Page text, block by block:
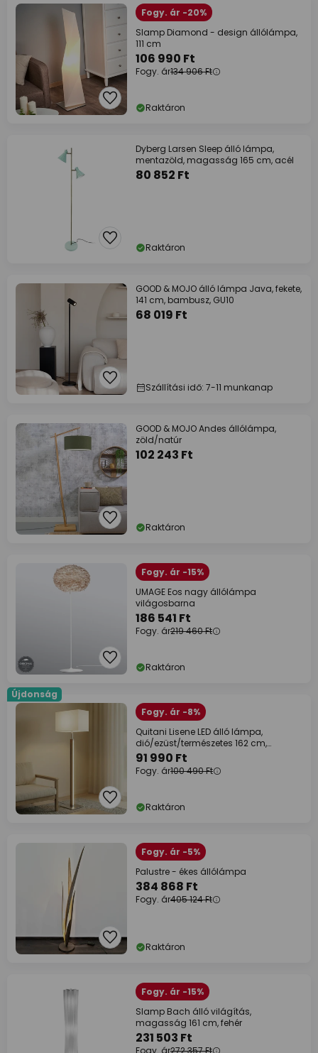
Fogy. ár -20%
Slamp Diamond - design állólámpa,
111 cm
106 990 Ft
Fogy. ár134 906 Ft
Raktáron
Dyberg Larsen Sleep álló lámpa,
mentazöld, magasság 165 cm, acél
80 852 Ft
Raktáron
GOOD & MOJO álló lámpa Java, fekete,
141 cm, bambusz, GU10
68 019 Ft
Szállítási idő: 7-11 munkanap
GOOD & MOJO Andes állólámpa,
zöld/natúr
102 243 Ft
Raktáron
Fogy. ár -15%
UMAGE Eos nagy állólámpa
világosbarna
186 541 Ft
Fogy. ár219 460 Ft
Raktáron
Újdonság
Fogy. ár -8%
Quitani Lisene LED álló lámpa,
dió/ezüst/természetes 162 cm,
dimmelhető
91 990 Ft
Fogy. ár100 490 Ft
Raktáron
Fogy. ár -5%
Palustre - ékes állólámpa
384 868 Ft
Fogy. ár405 124 Ft
Raktáron
Fogy. ár -15%
Slamp Bach álló világítás,
magasság 161 cm, fehér
231 503 Ft